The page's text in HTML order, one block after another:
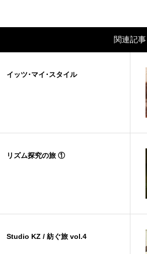
関連記事
イッツ･マイ･スタイル
リズム探究の旅 ①
Studio KZ / 紡ぐ旅 vol.4
の熊さん大好き、駆除
映画
ん映